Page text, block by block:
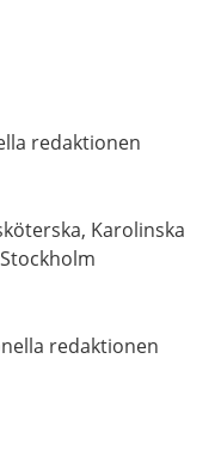
redaktionen
Karolinska
Stockholm
redaktionen